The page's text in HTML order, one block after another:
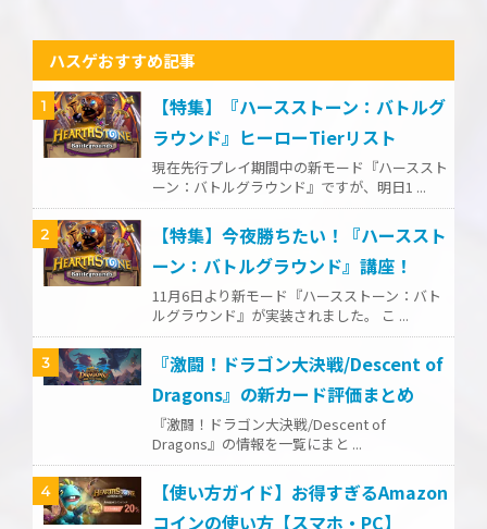
ハスゲおすすめ記事
1
【特集】『ハースストーン：バトルグ
ラウンド』ヒーローTierリスト
現在先行プレイ期間中の新モード『ハーススト
ーン：バトルグラウンド』ですが、明日1 ...
2
【特集】今夜勝ちたい！『ハーススト
ーン：バトルグラウンド』講座！
11月6日より新モード『ハースストーン：バト
ルグラウンド』が実装されました。 こ ...
3
『激闘！ドラゴン大決戦/Descent of
Dragons』の新カード評価まとめ
『激闘！ドラゴン大決戦/Descent of
Dragons』の情報を一覧にまと ...
4
【使い方ガイド】お得すぎるAmazon
コインの使い方【スマホ・PC】